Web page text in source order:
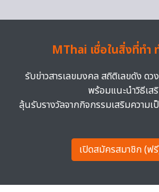
MThai เชื่อในสิ่งที่ทำ
รับข่าวสารเลขมงคล สถิติเลขดัง ดว
พร้อมแนะนำวิธีเส
ลุ้นรับรางวัลจากกิจกรรมเสริมความ
เปิดสมัครสมาชิก (ฟ